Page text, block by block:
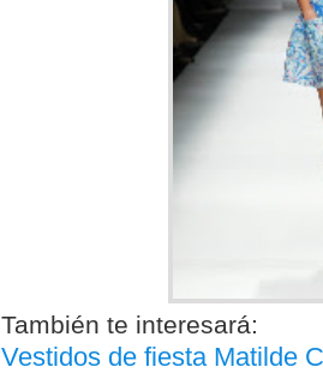
También te interesará:
Vestidos de fiesta Matilde